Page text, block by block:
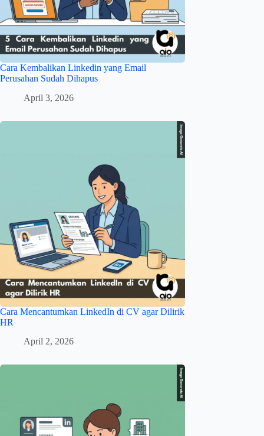
Cara Kembalikan Linkedin yang Email
Perusahan Sudah Dihapus
April 3, 2026
Cara Mencantumkan LinkedIn di CV agar Dilirik
HR
April 2, 2026